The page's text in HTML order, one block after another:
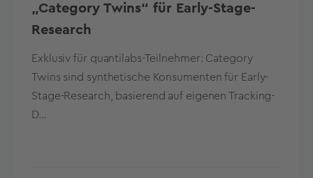
„Category Twins“ für Early-Stage-
Research
Exklusiv für quantilabs-Teilnehmer: Category
Twins sind synthetische Konsumenten für Early-
Stage-Research, basierend auf eigenen Tracking-
D...